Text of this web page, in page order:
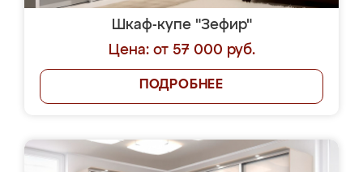
Шкаф-купе "Зефир"
Цена: от 57 000 руб.
ПОДРОБНЕЕ